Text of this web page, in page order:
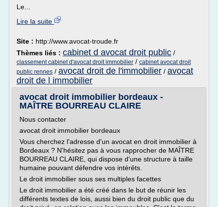
Le...
Lire la suite
Site : http://www.avocat-troude.fr
Thèmes liés : cabinet d avocat droit public /
classement cabinet d'avocat droit immobilier / cabinet avocat droit
public rennes / avocat droit de l'immobilier / avocat
droit de l immobilier
avocat droit immobilier bordeaux -
MAÎTRE BOURREAU CLAIRE
Nous contacter
avocat droit immobilier bordeaux
Vous cherchez l'adresse d'un avocat en droit immobilier à
Bordeaux ? N'hésitez pas à vous rapprocher de MAÎTRE
BOURREAU CLAIRE, qui dispose d'une structure à taille
humaine pouvant défendre vos intérêts.
Le droit immobilier sous ses multiples facettes
Le droit immobilier a été créé dans le but de réunir les
différents textes de lois, aussi bien du droit public que du